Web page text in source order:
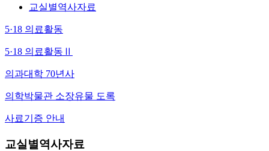
교실별역사자료
5·18 의료활동
5·18 의료활동Ⅱ
의과대학 70년사
의학박물관 소장유물 도록
사료기증 안내
교실별역사자료